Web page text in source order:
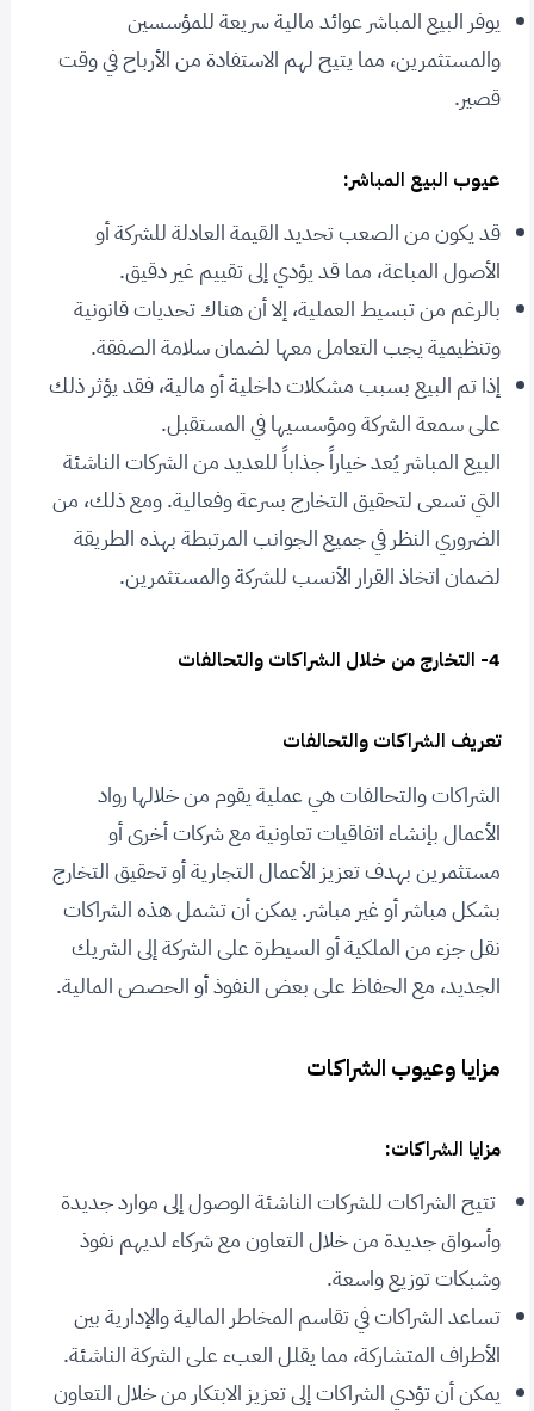
يوفر البيع المباشر عوائد مالية سريعة للمؤسسين
والمستثمرين، مما يتيح لهم الاستفادة من الأرباح في وقت
قصير.
عيوب البيع المباشر:
قد يكون من الصعب تحديد القيمة العادلة للشركة أو
الأصول المباعة، مما قد يؤدي إلى تقييم غير دقيق.
بالرغم من تبسيط العملية، إلا أن هناك تحديات قانونية
وتنظيمية يجب التعامل معها لضمان سلامة الصفقة.
إذا تم البيع بسبب مشكلات داخلية أو مالية، فقد يؤثر ذلك
على سمعة الشركة ومؤسسيها في المستقبل.
البيع المباشر يُعد خياراً جذاباً للعديد من الشركات الناشئة
التي تسعى لتحقيق التخارج بسرعة وفعالية. ومع ذلك، من
الضروري النظر في جميع الجوانب المرتبطة بهذه الطريقة
لضمان اتخاذ القرار الأنسب للشركة والمستثمرين.
4- التخارج من خلال الشراكات والتحالفات
تعريف الشراكات والتحالفات
الشراكات والتحالفات هي عملية يقوم من خلالها رواد
الأعمال بإنشاء اتفاقيات تعاونية مع شركات أخرى أو
مستثمرين بهدف تعزيز الأعمال التجارية أو تحقيق التخارج
بشكل مباشر أو غير مباشر. يمكن أن تشمل هذه الشراكات
نقل جزء من الملكية أو السيطرة على الشركة إلى الشريك
الجديد، مع الحفاظ على بعض النفوذ أو الحصص المالية.
مزايا وعيوب الشراكات
مزايا الشراكات:
تتيح الشراكات للشركات الناشئة الوصول إلى موارد جديدة
وأسواق جديدة من خلال التعاون مع شركاء لديهم نفوذ
وشبكات توزيع واسعة.
تساعد الشراكات في تقاسم المخاطر المالية والإدارية بين
الأطراف المتشاركة، مما يقلل العبء على الشركة الناشئة.
يمكن أن تؤدي الشراكات إلى تعزيز الابتكار من خلال التعاون